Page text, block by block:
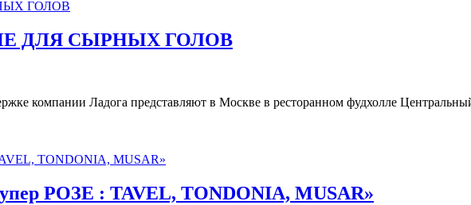
ДЛЯ СЫРНЫХ ГОЛОВ
компании Ладога представляют в Москве в ресторанном фудхолле
РОЗЕ : TAVEL, TONDONIA, MUSAR»